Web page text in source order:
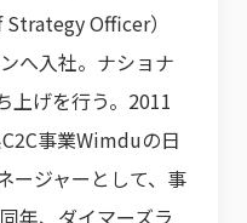
Officer）
へ入社。ナショナ
上げを行う。2011
事業Wimduの日
ージャーとして、事
年、ダイマーズラ